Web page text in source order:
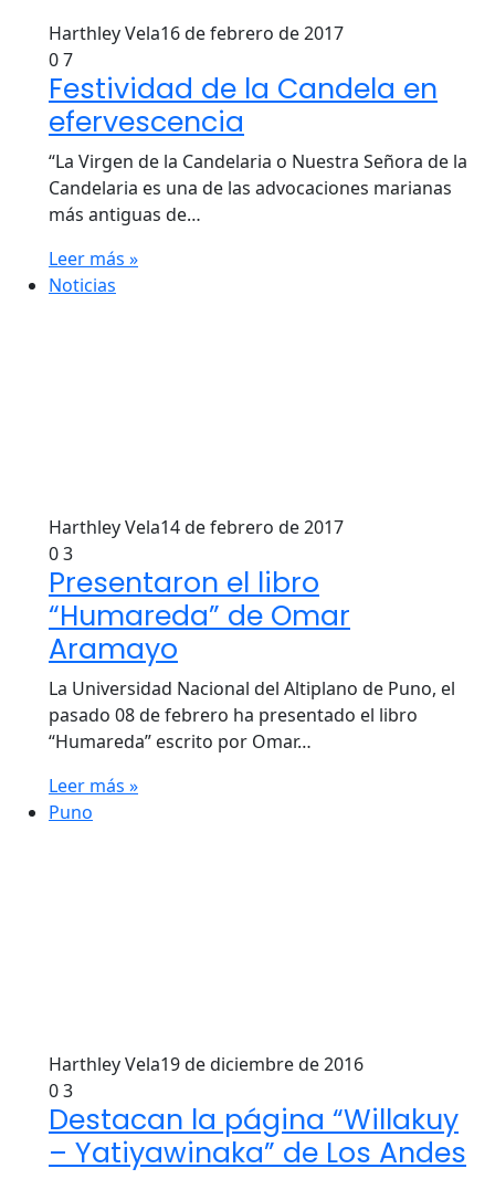
Harthley Vela16 de febrero de 2017
07
Festividad de la Candela en
efervescencia
“La Virgen de la Candelaria o Nuestra Señora de la
Candelaria es una de las advocaciones marianas
más antiguas de…
Leer más »
Noticias
Harthley Vela14 de febrero de 2017
03
Presentaron el libro
“Humareda” de Omar
Aramayo
La Universidad Nacional del Altiplano de Puno, el
pasado 08 de febrero ha presentado el libro
“Humareda” escrito por Omar…
Leer más »
Puno
Harthley Vela19 de diciembre de 2016
03
Destacan la página “Willakuy
– Yatiyawinaka” de Los Andes